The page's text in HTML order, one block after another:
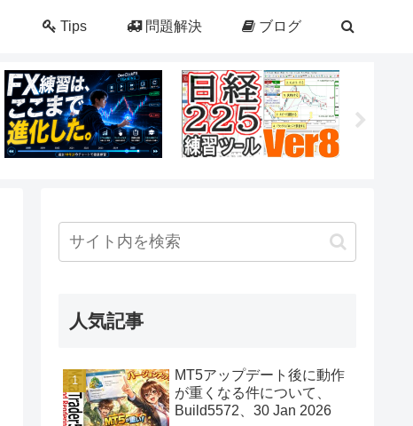
Tips 問題解決 ブログ
人気記事
MT5アップデート後に動作
が重くなる件について、
Build5572、30 Jan 2026